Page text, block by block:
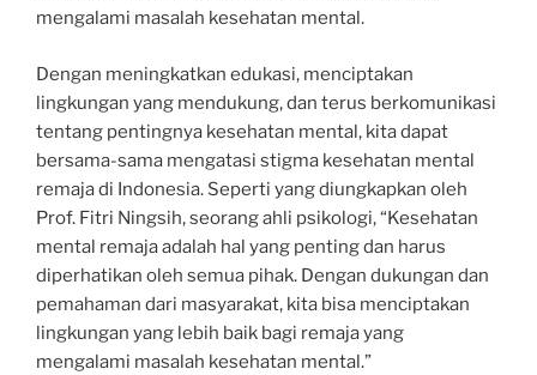
mengalami masalah kesehatan mental.
Dengan meningkatkan edukasi, menciptakan
lingkungan yang mendukung, dan terus berkomunikasi
tentang pentingnya kesehatan mental, kita dapat
bersama-sama mengatasi stigma kesehatan mental
remaja di Indonesia. Seperti yang diungkapkan oleh
Prof. Fitri Ningsih, seorang ahli psikologi, “Kesehatan
mental remaja adalah hal yang penting dan harus
diperhatikan oleh semua pihak. Dengan dukungan dan
pemahaman dari masyarakat, kita bisa menciptakan
lingkungan yang lebih baik bagi remaja yang
mengalami masalah kesehatan mental.”